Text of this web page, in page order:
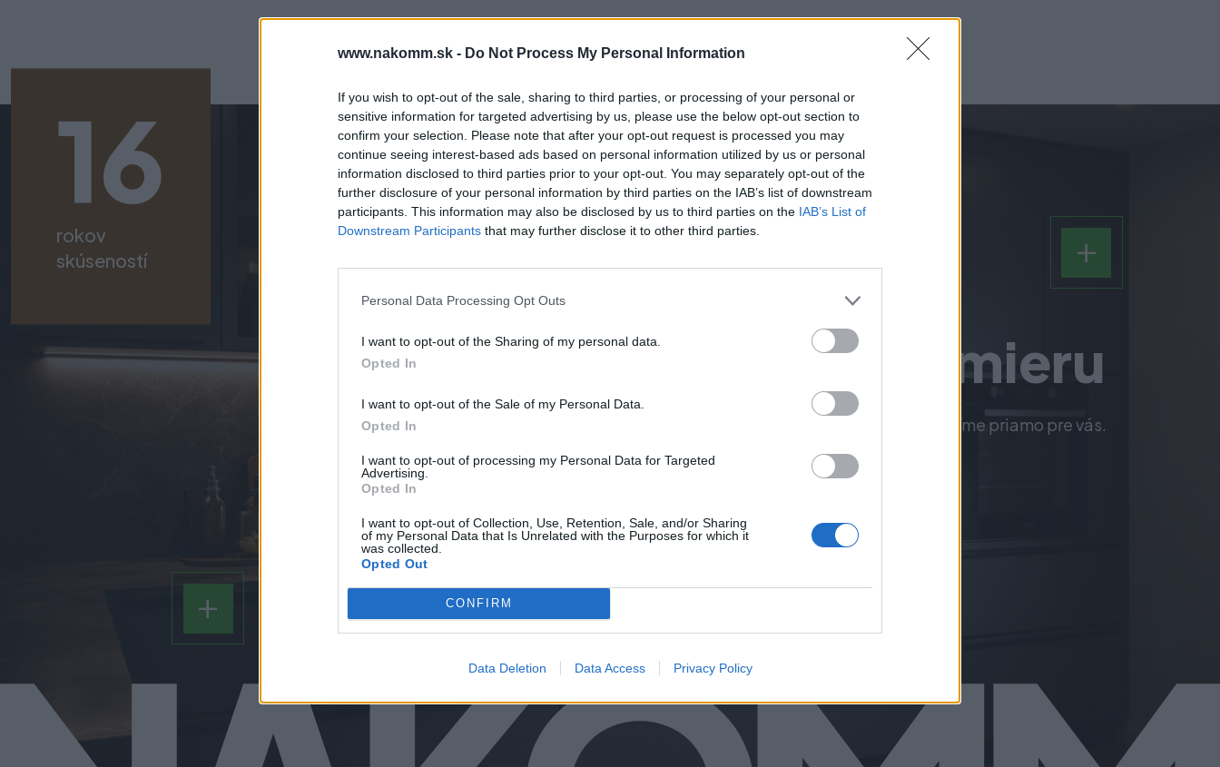
www.nakomm.sk - Do Not Process My Personal Information
If you wish to opt-out of the sale, sharing to third parties, or processing of your personal or
sensitive information for targeted advertising by us, please use the below opt-out section to
confirm your selection. Please note that after your opt-out request is processed you may
continue seeing interest-based ads based on personal information utilized by us or personal
information disclosed to third parties prior to your opt-out. You may separately opt-out of the
further disclosure of your personal information by third parties on the IAB’s list of downstream
participants. This information may also be disclosed by us to third parties on the IAB’s List of
Downstream Participants that may further disclose it to other third parties.
Personal Data Processing Opt Outs
I want to opt-out of the Sharing of my personal data.
Opted In
I want to opt-out of the Sale of my Personal Data.
Opted In
I want to opt-out of processing my Personal Data for Targeted
Advertising.
Opted In
I want to opt-out of Collection, Use, Retention, Sale, and/or Sharing
of my Personal Data that Is Unrelated with the Purposes for which it
was collected.
Opted Out
CONFIRM
Data Deletion Data Access Privacy Policy
16
rokov
skúseností
Skutočne na mieru
- nábytkové komponenty vyrobíme priamo pre vás.